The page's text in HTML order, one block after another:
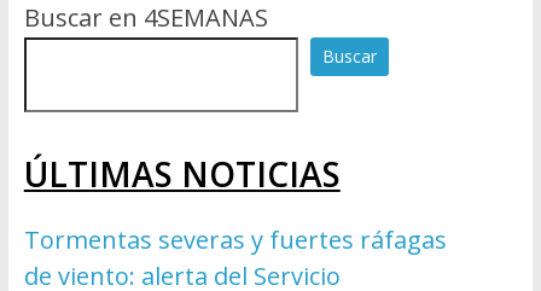
Buscar en 4SEMANAS
Buscar
ÚLTIMAS NOTICIAS
Tormentas severas y fuertes ráfagas
de viento: alerta del Servicio